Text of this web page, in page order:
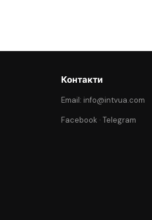
Контакти
Email: info@intvua.com
Facebook ·Telegram